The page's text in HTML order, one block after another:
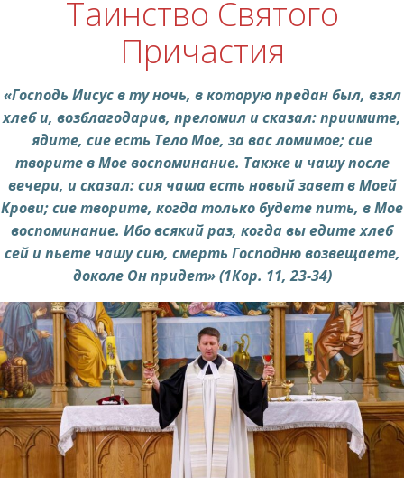
Таинство Святого
Причастия
«Господь Иисус в ту ночь, в которую предан был, взял
хлеб и, возблагодарив, преломил и сказал: приимите,
ядите, сие есть Тело Мое, за вас ломимое; сие
творите в Мое воспоминание. Также и чашу после
вечери, и сказал: сия чаша есть новый завет в Моей
Крови; сие творите, когда только будете пить, в Мое
воспоминание. Ибо всякий раз, когда вы едите хлеб
сей и пьете чашу сию, смерть Господню возвещаете,
доколе Он придет» (1Кор. 11, 23-34)